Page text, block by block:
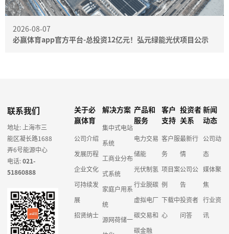
2026-08-07
必赢体育app官方平台-总投资12亿元！弘元绿能光伏项目公示
联系我们
地址: 上海市三
能区凝长路1688
弄6号能源中心
电话:021-
51860888
关于必
赢体育
公司介绍
发展历程
企业文化
可持续发
展
招贤纳士
解决方案
集中式电站
系统
工商业分布
式系统
家庭户用系
统
源网荷储一
产品和
服务
电力交易
储能
光伏制氢
行业脱碳
虚拟电厂
碳交易和
碳金融
客户
支持
客户服
务
项目案
例
下载中
心
投资者
关系
最新行
情
公司公
告
投资者
问答
新闻
动态
公司动
态
媒体聚
焦
行业资
讯